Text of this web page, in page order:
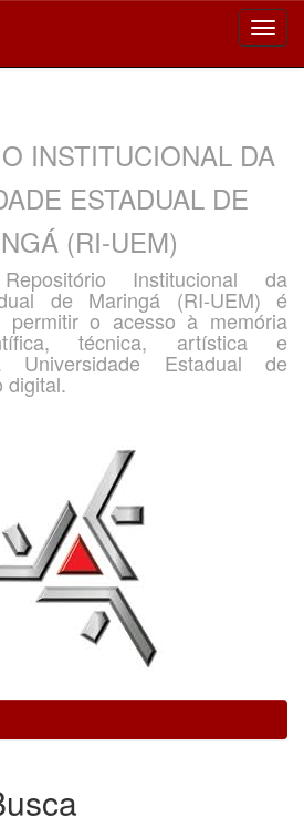
INSTITUCIONAL DA
ESTADUAL DE
(RI-UEM)
Institucional da
de Maringá (RI-UEM) é
permitir o acesso à memória
técnica, artística e
Universidade Estadual de
digital.